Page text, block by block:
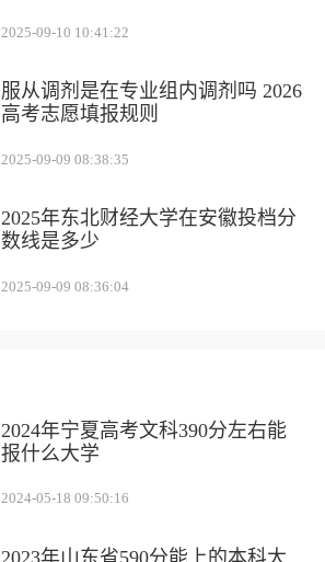
2025-09-10 10:41:22
服从调剂是在专业组内调剂吗 2026
高考志愿填报规则
2025-09-09 08:38:35
2025年东北财经大学在安徽投档分
数线是多少
2025-09-09 08:36:04
2024年宁夏高考文科390分左右能
报什么大学
2024-05-18 09:50:16